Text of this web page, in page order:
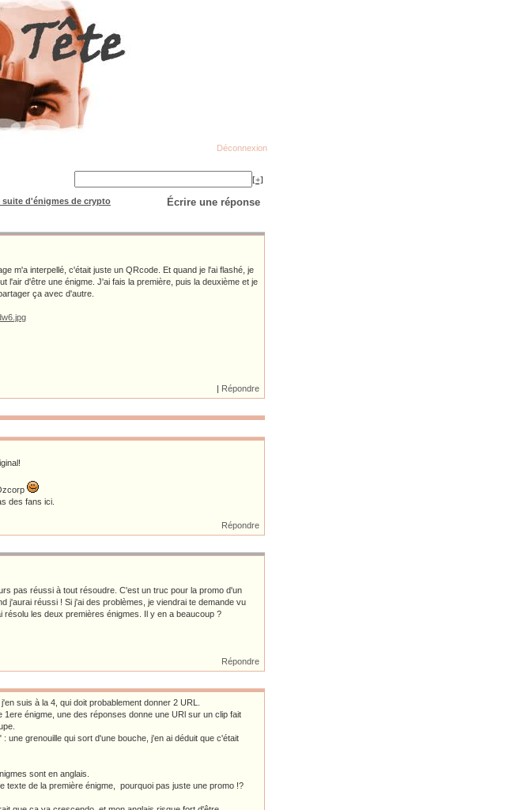
Déconnexion
[+]
Écrire une réponse
suite d'énigmes de crypto
m'a interpellé, c'était juste un QRcode. Et quand je l'ai flashé, je
l'air d'être une énigme. J'ai fais la première, puis la deuxième et je
ça avec d'autre.
| Répondre
des fans ici.
Répondre
pas réussi à tout résoudre. C'est un truc pour la promo d'un
j'aurai réussi ! Si j'ai des problèmes, je viendrai te demande vu
résolu les deux premières énigmes. Il y en a beaucoup ?
Répondre
suis à la 4, qui doit probablement donner 2 URL.
énigme, une des réponses donne une URl sur un clip fait
une grenouille qui sort d'une bouche, j'en ai déduit que c'était
sont en anglais.
texte de la première énigme, pourquoi pas juste une promo !?